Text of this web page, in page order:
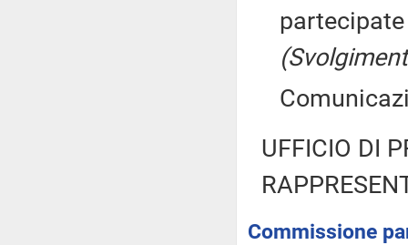
UFFICIO DI
Commissione